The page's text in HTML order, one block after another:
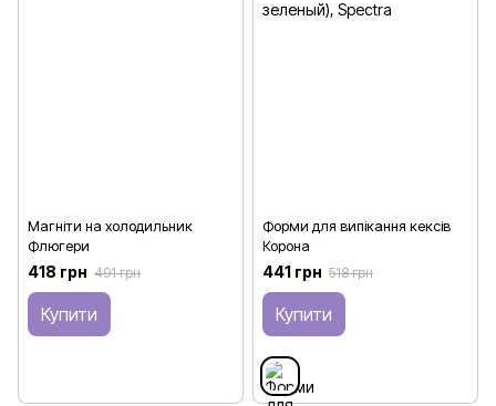
Магніти на холодильник
Флюгери
418 грн 491 грн
Купити
Форми для випікання кексів
Корона
441 грн 518 грн
Купити